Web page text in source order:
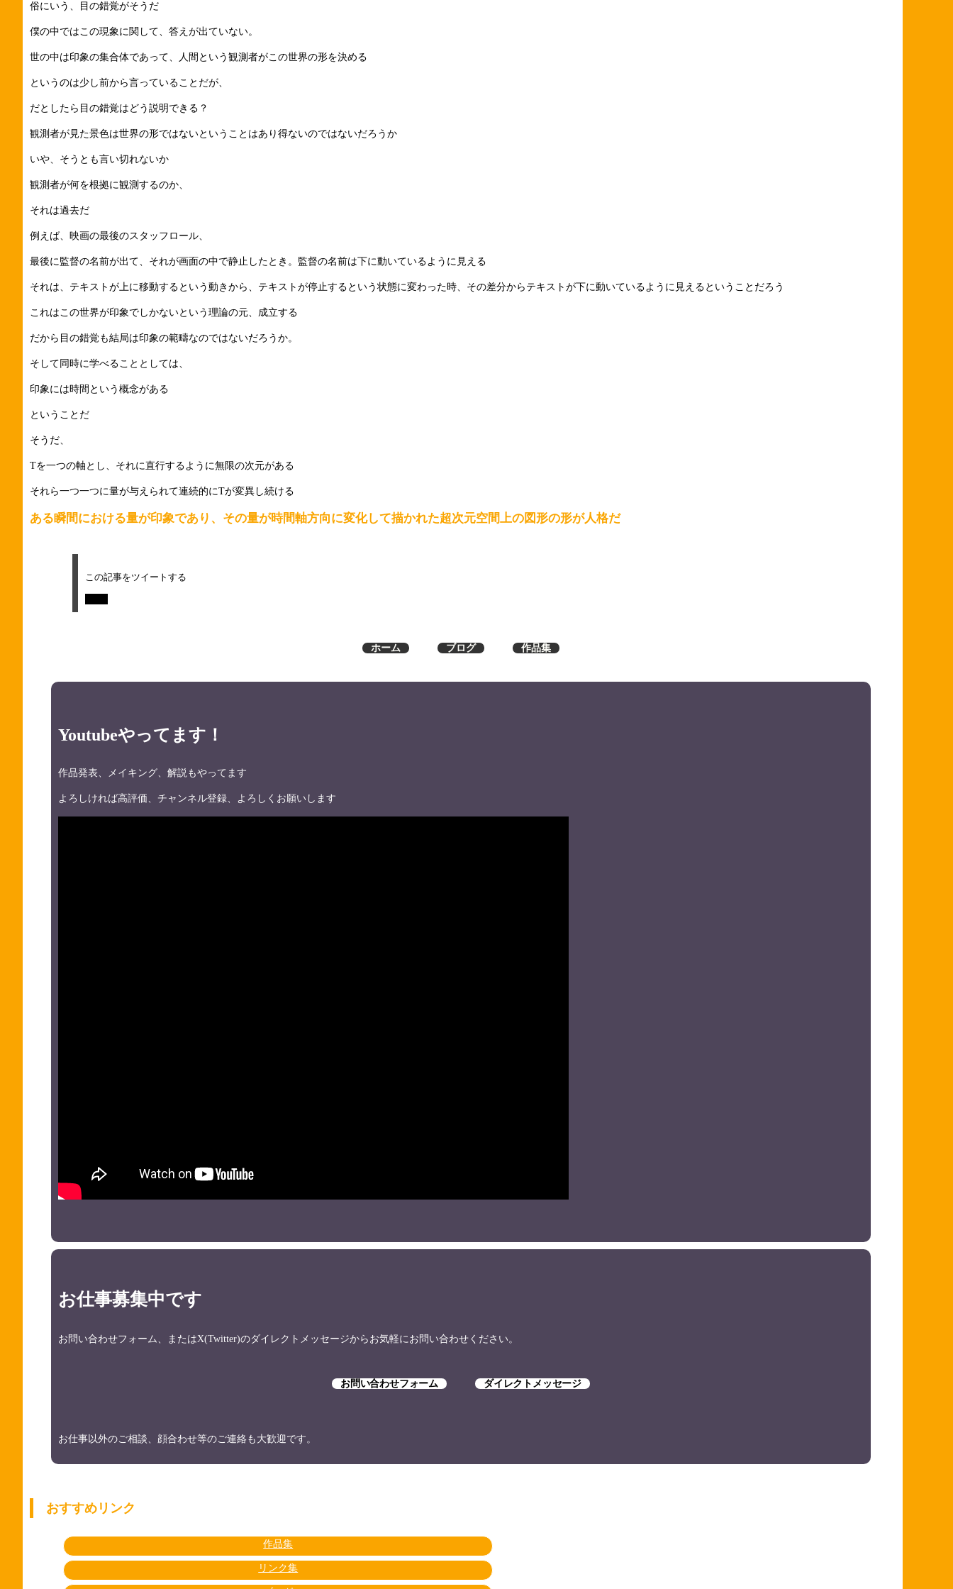
俗にいう、目の錯覚がそうだ
僕の中ではこの現象に関して、答えが出ていない。
世の中は印象の集合体であって、人間という観測者がこの世界の形を決める
というのは少し前から言っていることだが、
だとしたら目の錯覚はどう説明できる？
観測者が見た景色は世界の形ではないということはあり得ないのではないだろうか
いや、そうとも言い切れないか
観測者が何を根拠に観測するのか、
それは過去だ
例えば、映画の最後のスタッフロール、
最後に監督の名前が出て、それが画面の中で静止したとき。監督の名前は下に動いているように見える
それは、テキストが上に移動するという動きから、テキストが停止するという状態に変わった時、その差分からテキストが下に動いているように見えるということだろう
これはこの世界が印象でしかないという理論の元、成立する
だから目の錯覚も結局は印象の範疇なのではないだろうか。
そして同時に学べることとしては、
印象には時間という概念がある
ということだ
そうだ、
Tを一つの軸とし、それに直行するように無限の次元がある
それら一つ一つに量が与えられて連続的にTが変異し続ける
ある瞬間における量が印象であり、その量が時間軸方向に変化して描かれた超次元空間上の図形の形が人格だ
この記事をツイートする
ホーム ブログ 作品集
Youtubeやってます！
作品発表、メイキング、解説もやってます
よろしければ高評価、チャンネル登録、よろしくお願いします
お仕事募集中です
お問い合わせフォーム、またはX(Twitter)のダイレクトメッセージからお気軽にお問い合わせください。
お問い合わせフォーム ダイレクトメッセージ
お仕事以外のご相談、顔合わせ等のご連絡も大歓迎です。
おすすめリンク
作品集
リンク集